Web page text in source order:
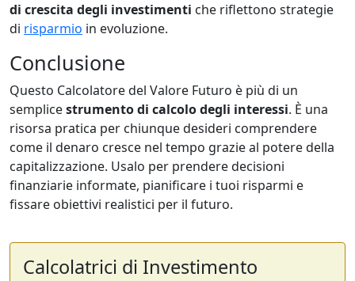
di crescita degli investimenti che riflettono strategie
di risparmio in evoluzione.
Conclusione
Questo Calcolatore del Valore Futuro è più di un
semplicestrumento di calcolo degli interessi. È una
risorsa pratica per chiunque desideri comprendere
come il denaro cresce nel tempo grazie al potere della
capitalizzazione. Usalo per prendere decisioni
finanziarie informate, pianificare i tuoi risparmi e
fissare obiettivi realistici per il futuro.
Calcolatrici di Investimento